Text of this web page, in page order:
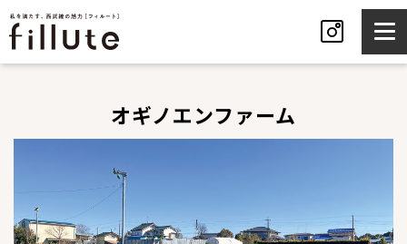
オギノエンファーム